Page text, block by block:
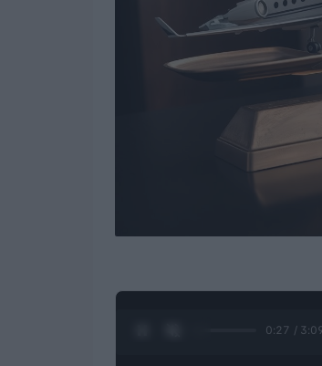
0:28 / 3:09